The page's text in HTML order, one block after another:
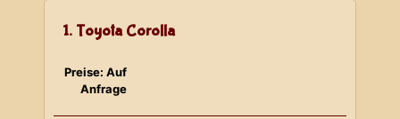
1. Toyota Corolla
Preise: Auf
Anfrage